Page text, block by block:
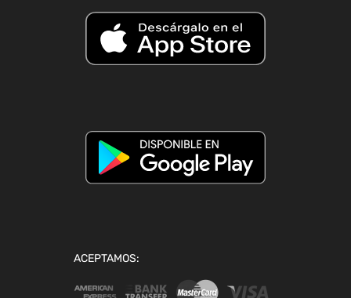
ACEPTAMOS: